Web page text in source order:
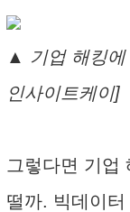
▲ 기업 해킹에
인사이트케이]
그렇다면 기업
떨까. 빅데이